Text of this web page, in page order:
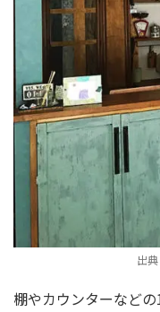
出典
棚やカウンターなど